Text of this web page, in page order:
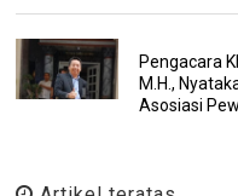
Pengacara
M.H.,
Asosiasi